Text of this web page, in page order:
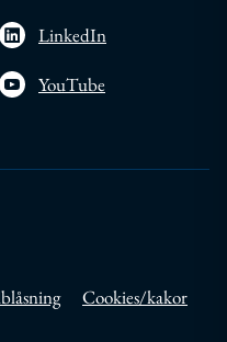
LinkedIn
YouTube
Cookies/kakor